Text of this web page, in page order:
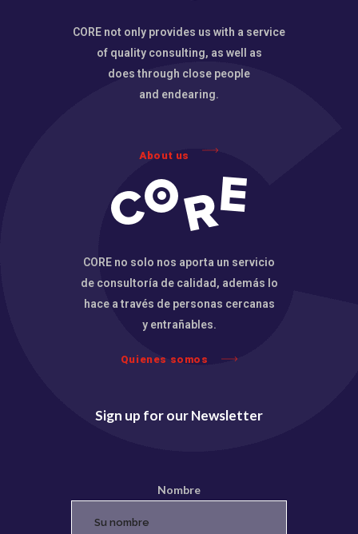
CORE not only provides us with a service
of quality consulting, as well as
does through close people
and endearing.
About us
CORE no solo nos aporta un servicio
de consultoría de calidad, además lo
hace a través de personas cercanas
y entrañables.
Quienes somos
Sign up for our Newsletter
Nombre